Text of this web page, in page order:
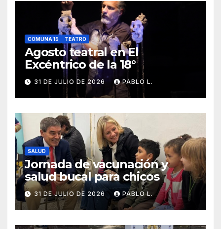
COMUNA 15 TEATRO
Agosto teatral en El
Excéntrico de la 18°
31 DE JULIO DE 2026 PABLO L.
SALUD
Jornada de vacunación y
salud bucal para chicos
31 DE JULIO DE 2026 PABLO L.